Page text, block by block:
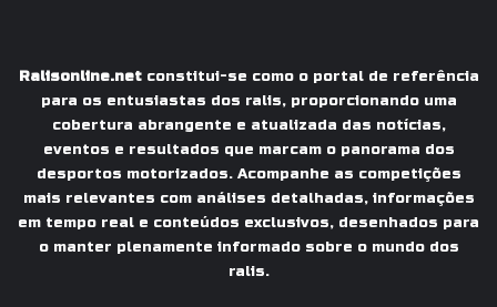
Ralisonline.netconstitui-se como o portal de referência
para os entusiastas dos ralis, proporcionando uma
cobertura abrangente e atualizada das notícias,
eventos e resultados que marcam o panorama dos
desportos motorizados. Acompanhe as competições
mais relevantes com análises detalhadas, informações
em tempo real e conteúdos exclusivos, desenhados para
o manter plenamente informado sobre o mundo dos
ralis.